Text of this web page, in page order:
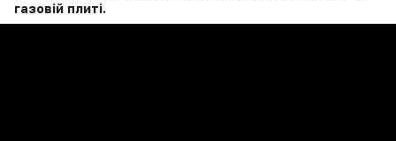
газовій плиті.